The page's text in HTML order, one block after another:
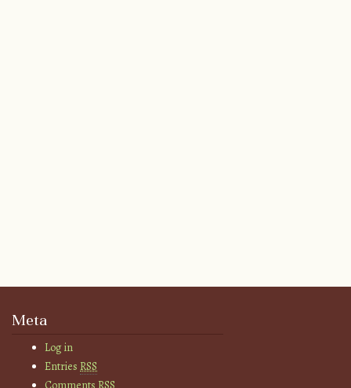
Meta
Log in
Entries RSS